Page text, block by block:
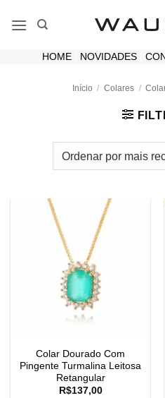
HOME| NOVIDADES|
Início / Colares /
Colar Dourado Com
Pingente Turmalina Leitosa
Retangular
R$137,00